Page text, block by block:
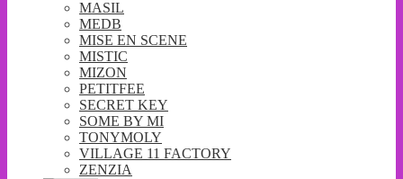
MASIL
MEDB
MISE EN SCENE
MISTIC
MIZON
PETITFEE
SECRET KEY
SOME BY MI
TONYMOLY
VILLAGE 11 FACTORY
ZENZIA